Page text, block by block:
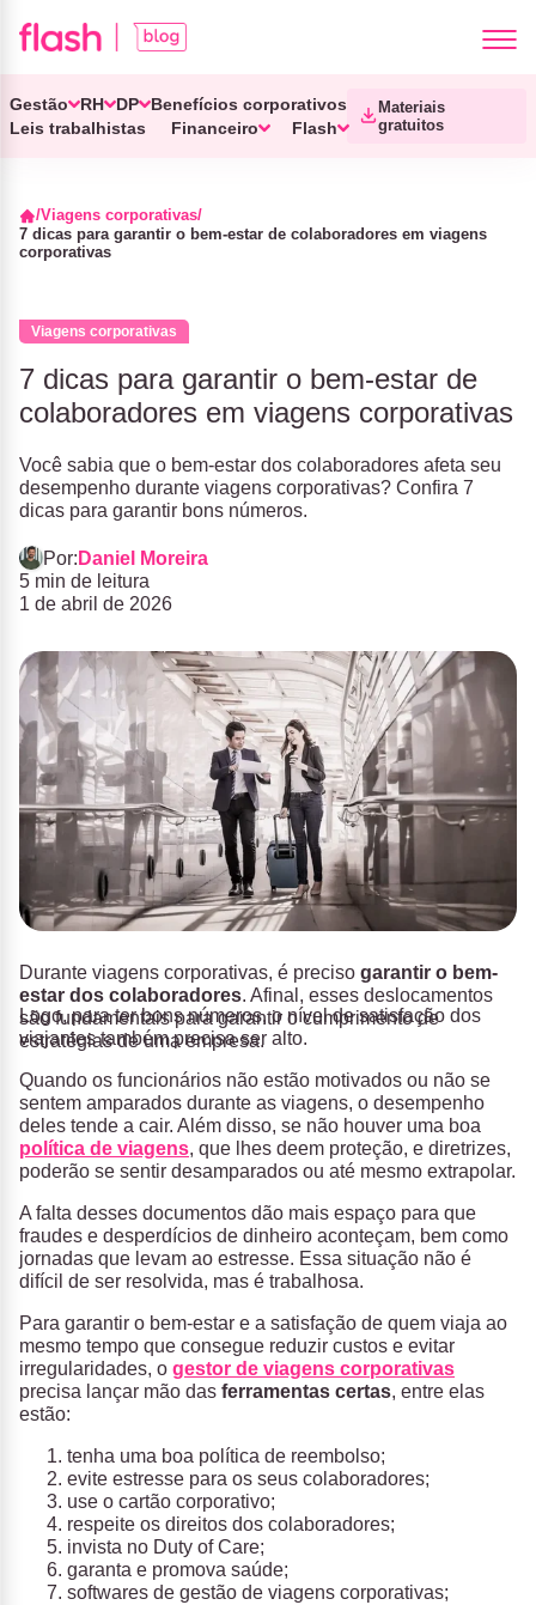
Gestão RH DP
Benefícios corporativos
Leis trabalhistas
Financeiro Flash
Materiais
gratuitos
Viagens corporativas
7 dicas para garantir o bem-estar de colaboradores em viagens
corporativas
Viagens corporativas
7 dicas para garantir o bem-estar de
colaboradores em viagens corporativas
Você sabia que o bem-estar dos colaboradores afeta seu
desempenho durante viagens corporativas? Confira 7
dicas para garantir bons números.
Por: Daniel Moreira
5 min de leitura
1 de abril de 2026
Durante viagens corporativas, é preciso garantir o bem-
estar dos colaboradores. Afinal, esses deslocamentos
são fundamentais para garantir o cumprimento de
estratégias de uma empresa.
Logo, para ter bons números, o nível de satisfação dos
viajantes também precisa ser alto.
Quando os funcionários não estão motivados ou não se
sentem amparados durante as viagens, o desempenho
deles tende a cair. Além disso, se não houver uma boa
política de viagens, que lhes deem proteção, e diretrizes,
poderão se sentir desamparados ou até mesmo extrapolar.
A falta desses documentos dão mais espaço para que
fraudes e desperdícios de dinheiro aconteçam, bem como
jornadas que levam ao estresse. Essa situação não é
difícil de ser resolvida, mas é trabalhosa.
Para garantir o bem-estar e a satisfação de quem viaja ao
mesmo tempo que consegue reduzir custos e evitar
irregularidades, o gestor de viagens corporativas
precisa lançar mão das ferramentas certas, entre elas
estão:
tenha uma boa política de reembolso;
evite estresse para os seus colaboradores;
use o cartão corporativo;
respeite os direitos dos colaboradores;
invista no Duty of Care;
garanta e promova saúde;
softwares de gestão de viagens corporativas;